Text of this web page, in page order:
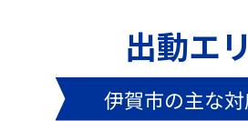
出動エ
伊賀市の主な